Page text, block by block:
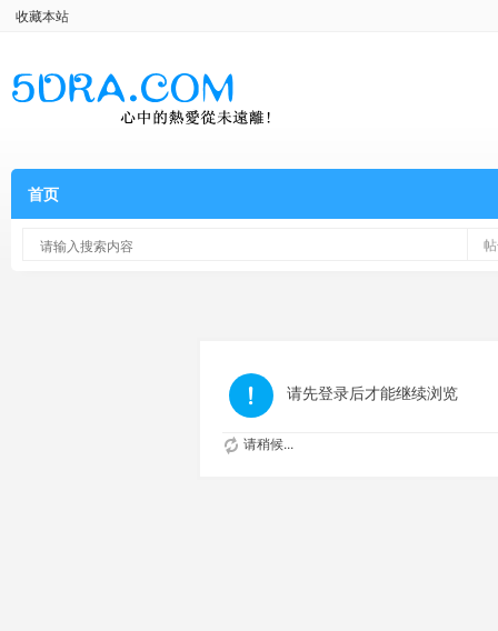
收藏本站
首页
请先登录后才能继续浏览
请稍候...